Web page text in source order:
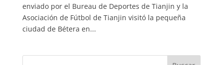
enviado por el Bureau de Deportes de Tianjin y la
Asociación de Fútbol de Tianjin visitó la pequeña
ciudad de Bétera en...